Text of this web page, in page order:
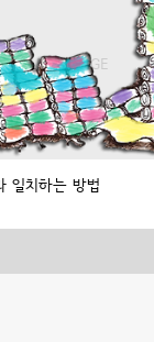
일치하는 방법